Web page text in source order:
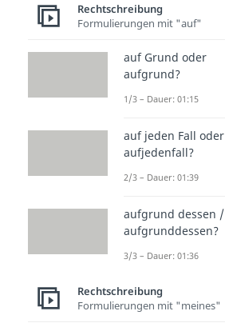
Rechtschreibung
Formulierungen mit "auf"
auf Grund oder
aufgrund?
1/3 – Dauer: 01:15
auf jeden Fall oder
aufjedenfall?
2/3 – Dauer: 01:39
aufgrund dessen /
aufgrunddessen?
3/3 – Dauer: 01:36
Rechtschreibung
Formulierungen mit "meines"